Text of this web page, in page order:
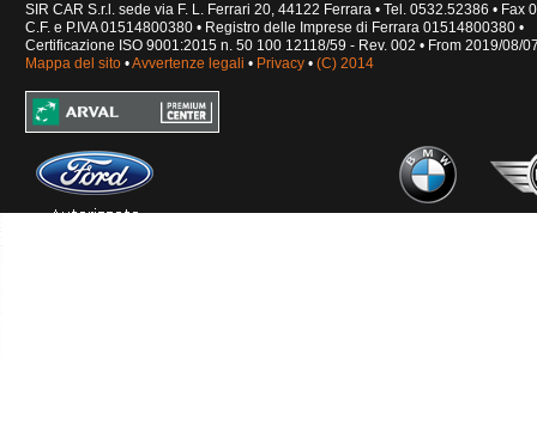
SIR CAR S.r.l. sede via F. L. Ferrari 20, 44122 Ferrara • Tel. 0532.52386 • Fax
C.F. e P.IVA 01514800380 • Registro delle Imprese di Ferrara 01514800380 •
Certificazione ISO 9001:2015 n. 50 100 12118/59 - Rev. 002 • From 2019/08/
Mappa del sito•Avvertenze legali • Privacy• (C) 2014